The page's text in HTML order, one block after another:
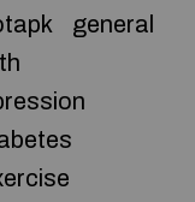
general